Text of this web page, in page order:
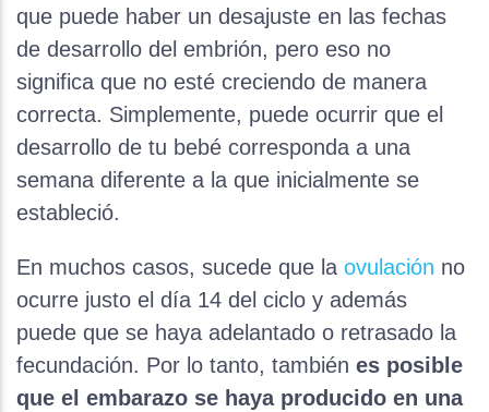
que puede haber un desajuste en las fechas
de desarrollo del embrión, pero eso no
significa que no esté creciendo de manera
correcta. Simplemente, puede ocurrir que el
desarrollo de tu bebé corresponda a una
semana diferente a la que inicialmente se
estableció.
En muchos casos, sucede que la ovulación no
ocurre justo el día 14 del ciclo y además
puede que se haya adelantado o retrasado la
fecundación. Por lo tanto, también es posible
que el embarazo se haya producido en una